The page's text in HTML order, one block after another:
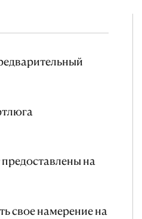
на
свое намерение на